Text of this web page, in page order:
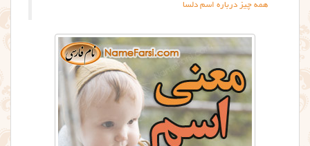
همه چیز درباره اسم دلسا